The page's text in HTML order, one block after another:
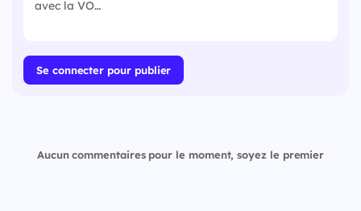
Se connecter pour publier
Aucun commentaires pour le moment, soyez le premier